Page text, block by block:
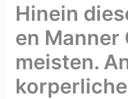
Hinein
en Manner
meisten.